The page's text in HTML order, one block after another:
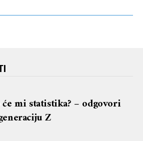
će mi statistika? – odgovori
Z